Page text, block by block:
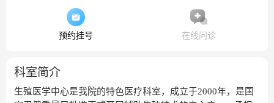
预约挂号 在线问诊
科室简介
生殖医学中心是我院的特色医疗科室，成立于2000年，是国